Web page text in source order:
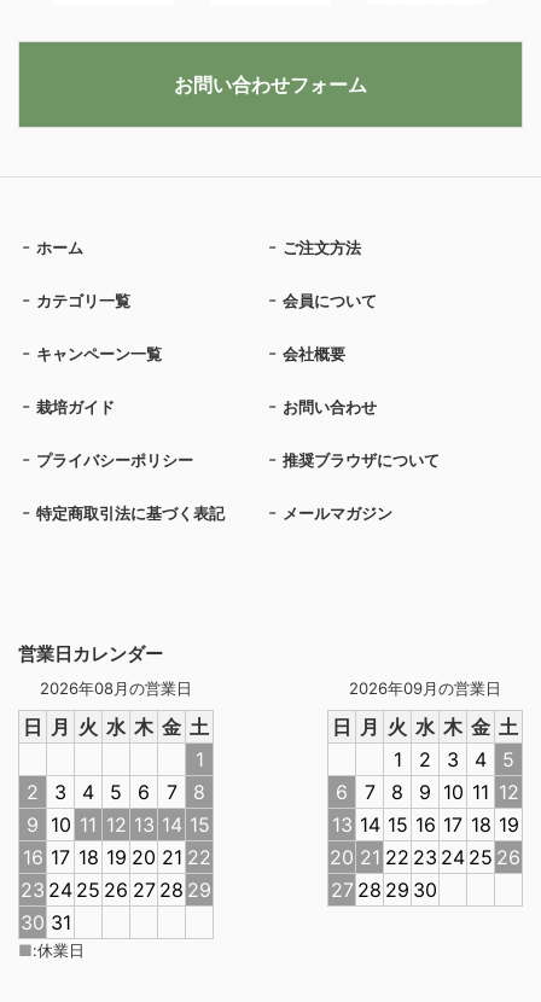
営業日カレンダー
2026年08月の営業日
日 月 火 水 木 金 土
1
2
3 4 5 6 7
8
9 10 11 12 13 14 15
16 17 18 19 20 21 22
23 24 25 26 27 28 29
30 31
2026年09月の営業日
日 月 火 水 木 金 土
1
2 3 4
5
6
7 8 9 10 11 12
13 14 15 16 17 18 19
20 21 22 23 24 25 26
27 28 29 30
■:休業日
ホーム ご注文方法
カテゴリ一覧 会員について
キャンペーン一覧 会社概要
栽培ガイド お問い合わせ
プライバシーポリシー 推奨ブラウザについて
特定商取引法に基づく表記 メールマガジン
お問い合わせフォーム